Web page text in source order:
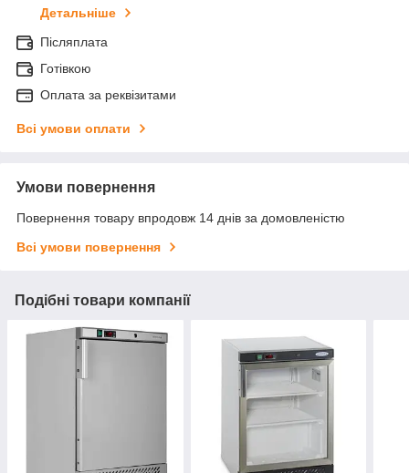
Детальніше
Післяплата
Готівкою
Оплата за реквізитами
Всі умови оплати
Умови повернення
Повернення товару впродовж 14 днів за домовленістю
Всі умови повернення
Подібні товари компанії